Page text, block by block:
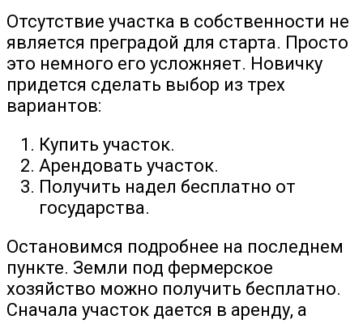
Отсутствие участка в собственности не
является преградой для старта. Просто
это немного его усложняет. Новичку
придется сделать выбор из трех
вариантов:
Купить участок.
Арендовать участок.
Получить надел бесплатно от
государства.
Остановимся подробнее на последнем
пункте. Земли под фермерское
хозяйство можно получить бесплатно.
Сначала участок дается в аренду, а